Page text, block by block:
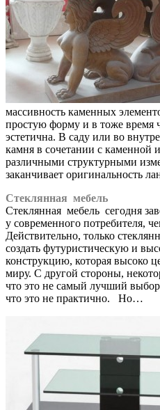
массивность каменных
простую форму и в тоже время
эстетична. В саду или во
камня в сочетании с каменной
различными структурными
заканчивает оригинальность
Стеклянная мебель
Стеклянная мебель сегодня
у современного потребителя,
Действительно, только
создать футуристическую и
конструкцию, которая высоко
миру. С другой стороны,
что это не самый лучший
что это не практично. Но…